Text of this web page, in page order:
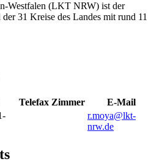
Westfalen (LKT NRW) ist der
31 Kreise des Landes mit rund 11
Telefax Zimmer
E-Mail
r.moya@lkt-
nrw.de